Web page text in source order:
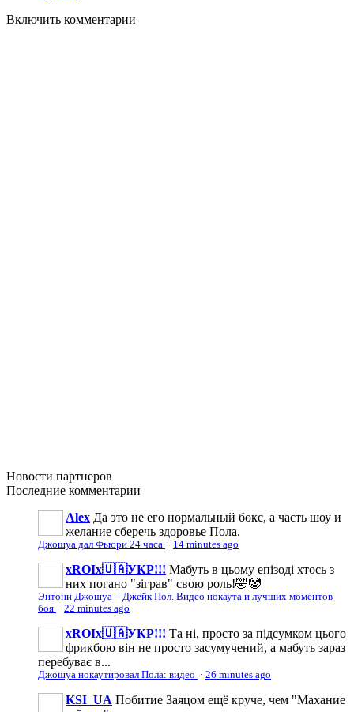
Включить комментарии
Новости партнеров
Последние комментарии
Аlеx Да это не его нормальный бокс, а часть шоу и
желание сберечь здоровье Пола.
Джошуа дал Фьюри 24 часа · 14 minutes ago
xROIx🇺🇦УКР!!! Мабуть в цьому епізоді хтось з
них погано "зіграв" свою роль!🤣🤡
Энтони Джошуа – Джейк Пол. Видео нокаута и лучших моментов
боя · 22 minutes ago
xROIx🇺🇦УКР!!! Та ні, просто за підсумком цього
фрикбою він не просто засумучений, а мабуть зараз
перебуває в...
Джошуа нокаутировал Пола: видео · 26 minutes ago
KSI_UA Побитие Заяцом ещё круче, чем "Махание